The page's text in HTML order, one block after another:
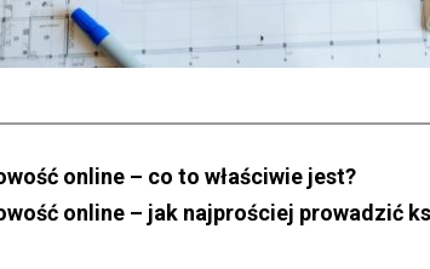
online – co to właściwie jest?
online – jak najprościej prowadzić